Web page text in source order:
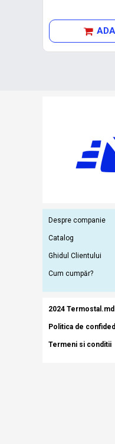
Despre companie
Catalog
Ghidul Clientului
Cum cumpăr?
2024 Termostal.md
Politica de
Termeni si conditii